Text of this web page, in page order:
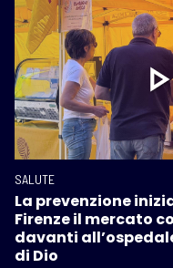
SALUTE
La prevenzione
Firenze il mercato
davanti
di Dio